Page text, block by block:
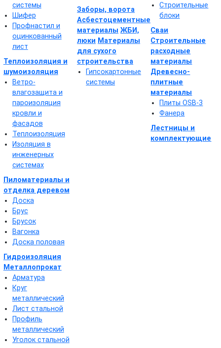
системы
Шифер
Профнастил и
оцинкованный
лист
Теплоизоляция и
шумоизоляция
Ветро-
влагозащита и
пароизоляция
кровли и
фасадов
Теплоизоляция
Изоляция в
инженерных
системах
Пиломатериалы и
отделка деревом
Доска
Брус
Брусок
Вагонка
Доска половая
Гидроизоляция
Металлопрокат
Арматура
Круг
металлический
Лист стальной
Профиль
металлический
Уголок стальной
Заборы, ворота
Асбестоцементные
материалы ЖБИ,
люки Материалы
для сухого
строительства
Гипсокартонные
системы
Строительные
блоки
Сваи
Строительные
расходные
материалы
Древесно-
плитные
материалы
Плиты OSB-3
Фанера
Лестницы и
комплектующие